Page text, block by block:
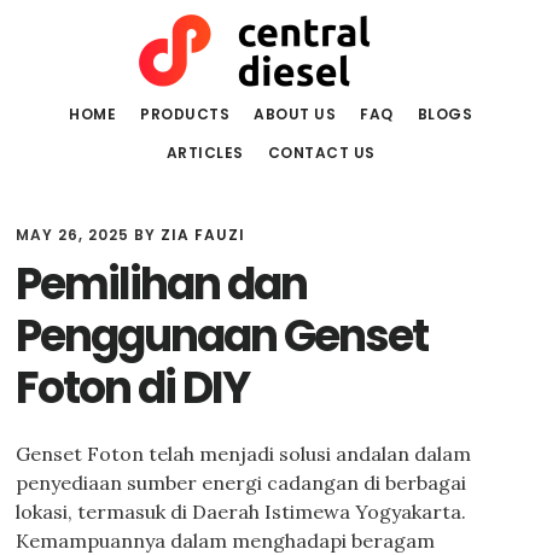
HOME PRODUCTS ABOUT US FAQ
BLOGS
ARTICLES
CONTACT US
MAY 26, 2025 BY ZIA FAUZI
Pemilihan dan
Penggunaan Genset
Foton di DIY
Genset Foton telah menjadi solusi andalan dalam
penyediaan sumber energi cadangan di berbagai
lokasi, termasuk di Daerah Istimewa Yogyakarta.
Kemampuannya dalam menghadapi beragam